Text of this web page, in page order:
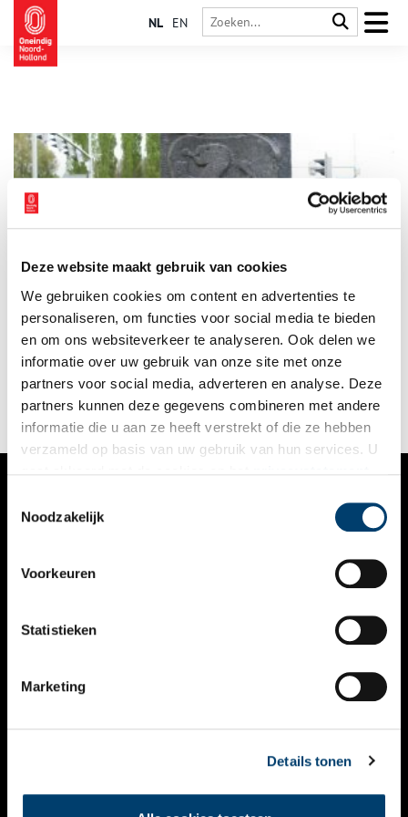
Deze website maakt gebruik van cookies
We gebruiken cookies om content en advertenties te
personaliseren, om functies voor social media te bieden
en om ons websiteverkeer te analyseren. Ook delen we
informatie over uw gebruik van onze site met onze
partners voor social media, adverteren en analyse. Deze
partners kunnen deze gegevens combineren met andere
informatie die u aan ze heeft verstrekt of die ze hebben
verzameld op basis van uw gebruik van hun services. U
Noodzakelijk
Voorkeuren
Statistieken
Marketing
Details tonen
NL EN
Gevochten is er bij Blaricum en Eemnes tussen troepen van de
bisschop van Utrecht en die van de graaf van Holland. Wie
mocht de veengronden tussen het Gooi en het riviertje de Eem
ontginnen? Na veel gedoe viel midden 14e eeuw het besluit
een paal te slaan die de grens zou aangeven. Een paal met
daarop de Hollandse leeuw. Een Leeuwenpaal dus.
VERHALEN
KALENDER
THEMA’S
VIDEO’S
CONTACT